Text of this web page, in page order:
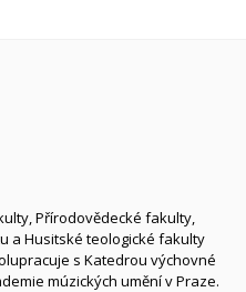
Přírodovědecké fakulty,
a Husitské teologické fakulty
s Katedrou výchovné
múzických umění v Praze.